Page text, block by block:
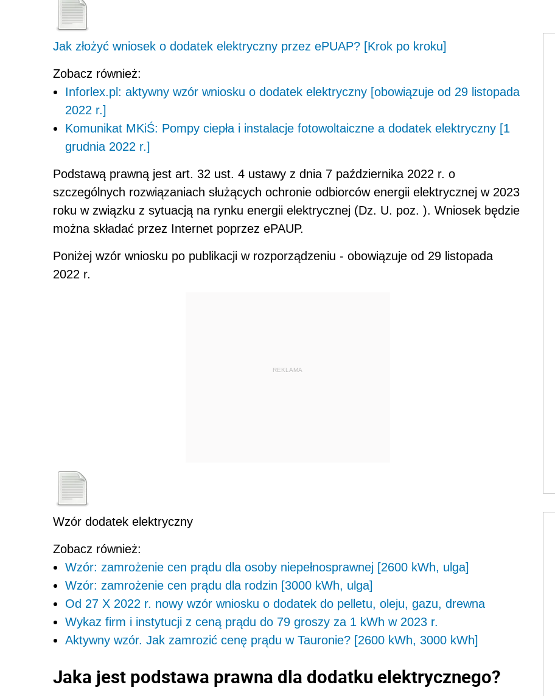
Jak złożyć wniosek o dodatek elektryczny przez ePUAP? [Krok po kroku]
Zobacz również:
Inforlex.pl: aktywny wzór wniosku o dodatek elektryczny [obowiązuje od 29 listopada
2022 r.]
Komunikat MKiŚ: Pompy ciepła i instalacje fotowoltaiczne a dodatek elektryczny [1
grudnia 2022 r.]
Podstawą prawną jest art. 32 ust. 4 ustawy z dnia 7 października 2022 r. o
szczególnych rozwiązaniach służących ochronie odbiorców energii elektrycznej w 2023
roku w związku z sytuacją na rynku energii elektrycznej (Dz. U. poz. ). Wniosek będzie
można składać przez Internet poprzez ePAUP.
Poniżej wzór wniosku po publikacji w rozporządzeniu - obowiązuje od 29 listopada
2022 r.
REKLAMA
Wzór dodatek elektryczny
Zobacz również:
Wzór: zamrożenie cen prądu dla osoby niepełnosprawnej [2600 kWh, ulga]
Wzór: zamrożenie cen prądu dla rodzin [3000 kWh, ulga]
Od 27 X 2022 r. nowy wzór wniosku o dodatek do pelletu, oleju, gazu, drewna
Wykaz firm i instytucji z ceną prądu do 79 groszy za 1 kWh w 2023 r.
Aktywny wzór. Jak zamrozić cenę prądu w Tauronie? [2600 kWh, 3000 kWh]
Jaka jest podstawa prawna dla dodatku elektrycznego?